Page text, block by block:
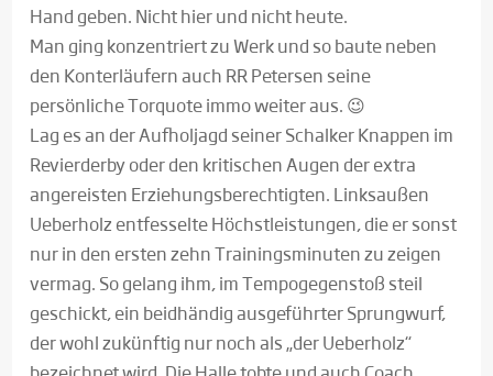
Hand geben. Nicht hier und nicht heute.
Man ging konzentriert zu Werk und so baute neben
den Konterläufern auch RR Petersen seine
persönliche Torquote immo weiter aus. 😉
Lag es an der Aufholjagd seiner Schalker Knappen im
Revierderby oder den kritischen Augen der extra
angereisten Erziehungsberechtigten. Linksaußen
Ueberholz entfesselte Höchstleistungen, die er sonst
nur in den ersten zehn Trainingsminuten zu zeigen
vermag. So gelang ihm, im Tempogegenstoß steil
geschickt, ein beidhändig ausgeführter Sprungwurf,
der wohl zukünftig nur noch als „der Ueberholz“